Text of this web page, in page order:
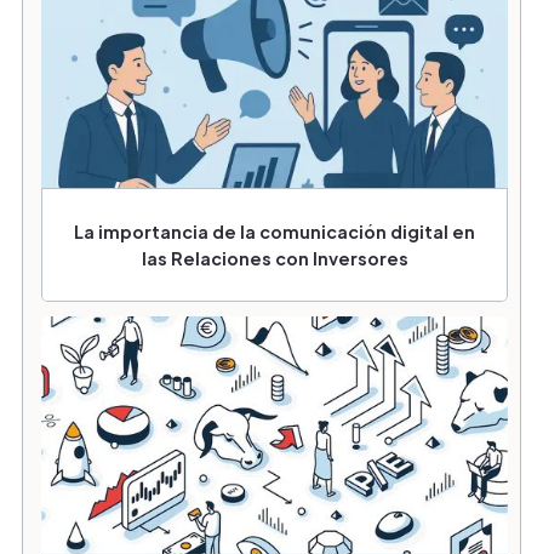
La importancia de la comunicación digital en
las Relaciones con Inversores